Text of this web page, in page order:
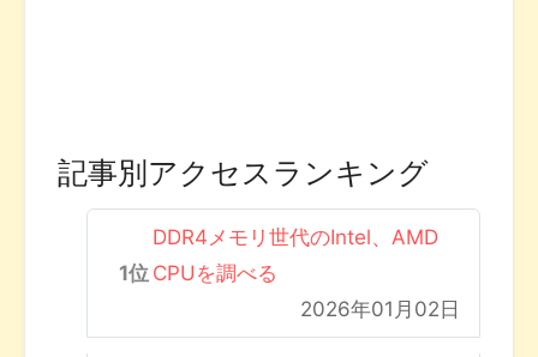
記事別アクセスランキング
DDR4メモリ世代のIntel、AMD
CPUを調べる
2026年01月02日